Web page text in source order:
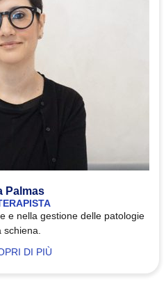
Palmas
e nella gestione delle patologie
schiena.
DI PIÙ